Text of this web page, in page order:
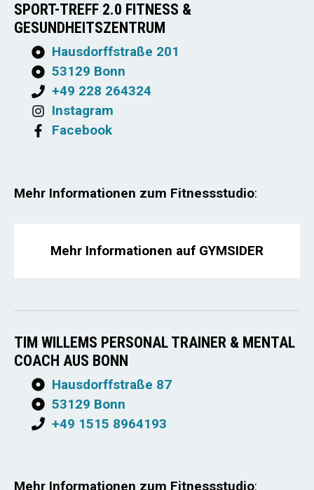
SPORT-TREFF 2.0 FITNESS &
GESUNDHEITSZENTRUM
Hausdorffstraße 201
53129 Bonn
+49 228 264324
Instagram
Facebook
Mehr Informationen zum Fitnessstudio:
Mehr Informationen auf GYMSIDER
TIM WILLEMS PERSONAL TRAINER & MENTAL
COACH AUS BONN
Hausdorffstraße 87
53129 Bonn
+49 1515 8964193
Mehr Informationen zum Fitnessstudio: